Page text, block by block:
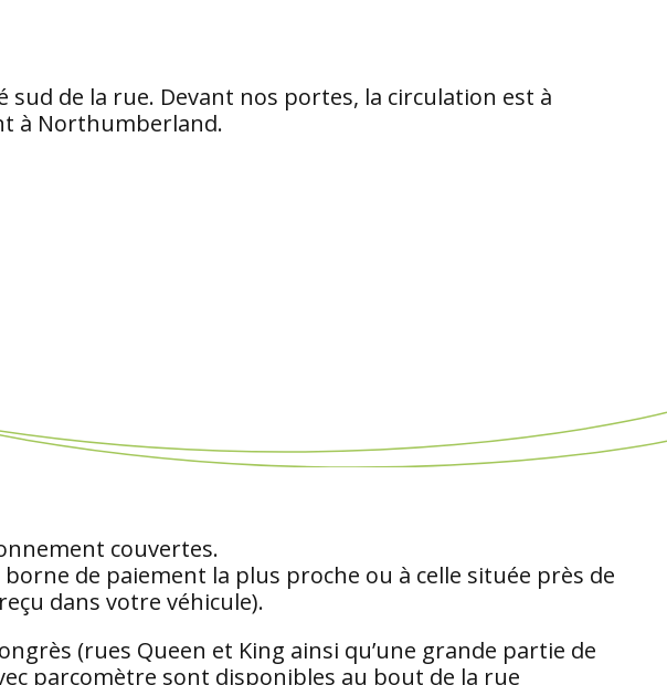
de la rue. Devant nos portes, la circulation est à
à Northumberland.
couvertes.
de paiement la plus proche ou à celle située près de
dans votre véhicule).
(rues Queen et King ainsi qu’une grande partie de
parcomètre sont disponibles au bout de la rue